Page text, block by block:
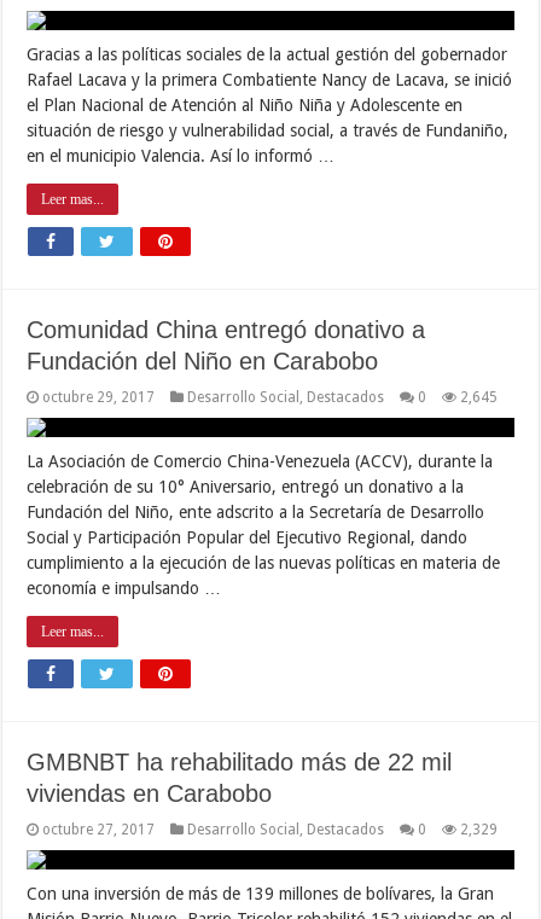
Gracias a las políticas sociales de la actual gestión del gobernador
Rafael Lacava y la primera Combatiente Nancy de Lacava, se inició
el Plan Nacional de Atención al Niño Niña y Adolescente en
situación de riesgo y vulnerabilidad social, a través de Fundaniño,
en el municipio Valencia. Así lo informó …
Leer mas...
Comunidad China entregó donativo a
Fundación del Niño en Carabobo
octubre 29, 2017 Desarrollo Social Destacados 0 2,645
La Asociación de Comercio China-Venezuela (ACCV), durante la
celebración de su 10° Aniversario, entregó un donativo a la
Fundación del Niño, ente adscrito a la Secretaría de Desarrollo
Social y Participación Popular del Ejecutivo Regional, dando
cumplimiento a la ejecución de las nuevas políticas en materia de
economía e impulsando …
Leer mas...
GMBNBT ha rehabilitado más de 22 mil
viviendas en Carabobo
octubre 27, 2017 Desarrollo Social Destacados 0 2,329
Con una inversión de más de 139 millones de bolívares, la Gran